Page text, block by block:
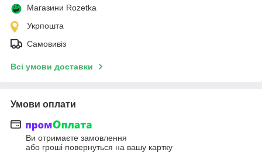
Магазини Rozetka
Укрпошта
Самовивіз
Всі умови доставки
Умови оплати
Ви отримаєте замовлення
або гроші повернуться на вашу картку